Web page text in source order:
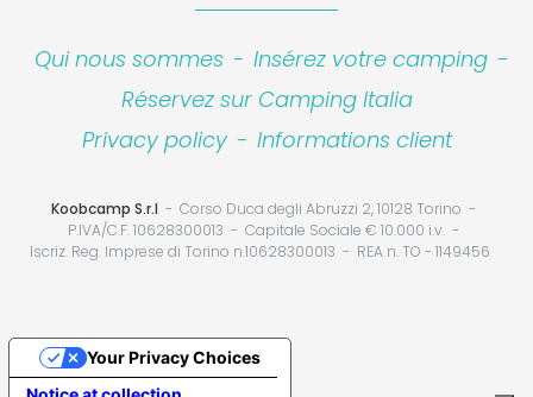
Qui nous sommes - Insérez votre camping -
Réservez sur Camping Italia
Privacy policy - Informations client
Koobcamp S.r.l
Corso Duca degli Abruzzi 2, 10128 Torino
P.IVA/C.F. 10628300013
Capitale Sociale € 10.000 i.v.
Iscriz. Reg. Imprese di Torino n.10628300013
REA n. TO - 1149456
Your Privacy Choices